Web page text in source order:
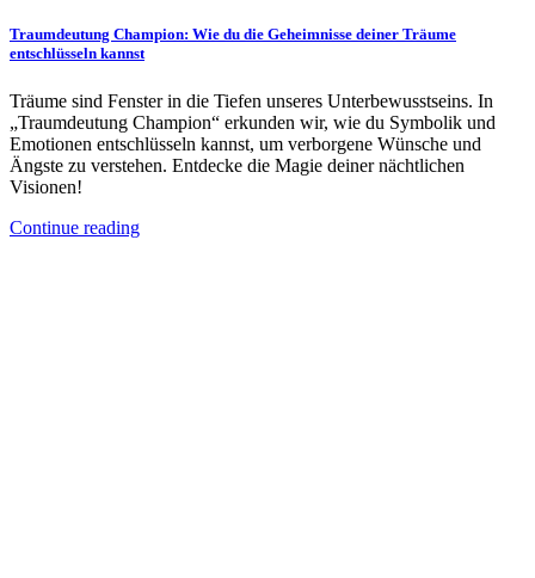
Traumdeutung Champion: Wie du die Geheimnisse deiner Träume
entschlüsseln kannst
Träume sind Fenster in die Tiefen unseres Unterbewusstseins. In
„Traumdeutung Champion“ erkunden wir, wie du Symbolik und
Emotionen entschlüsseln kannst, um verborgene Wünsche und
Ängste zu verstehen. Entdecke die Magie deiner nächtlichen
Visionen!
Continue reading